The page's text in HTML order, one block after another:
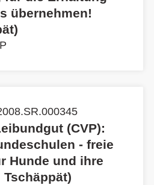
übernehmen!
(CVP):
- freie
Hunde und ihre
Tschäppät)